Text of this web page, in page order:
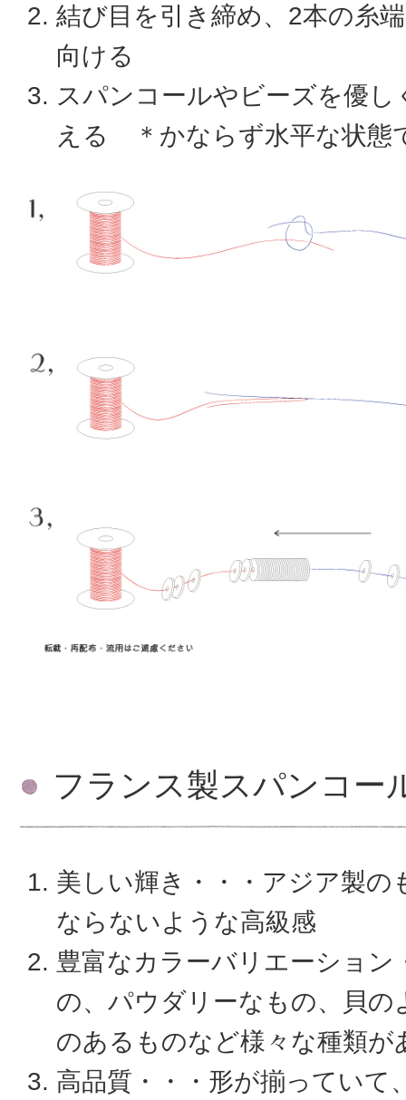
結び目を引き締め、2本の糸
向ける
スパンコールやビーズを優し
える ＊かならず水平な状態
フランス製スパンコー
美しい輝き・・・アジア製の
ならないような高級感
豊富なカラーバリエーション
の、パウダリーなもの、貝の
のあるものなど様々な種類が
高品質・・・形が揃っていて